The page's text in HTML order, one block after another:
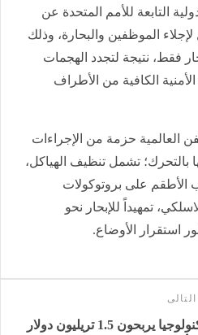
التابعة للأمم المتحدة عن
الموظفين والبحارة، وذلك
نجاحها في إنقاذ 2900 بحار فقط، نتيجة لتجدد الهجمات
الكافية من الأطراف
العالمية حزمة من الإجراءات
بالتحرك؛ تشمل تنظيف الهياكل،
الأطقم على بروتوكولات
تمهيداً للإبحار نحو
استقرار الأوضاع.
التالى
قفزة تريليونية.. عمالقة التكنولوجيا يربحون 1.5 تريليون دولار